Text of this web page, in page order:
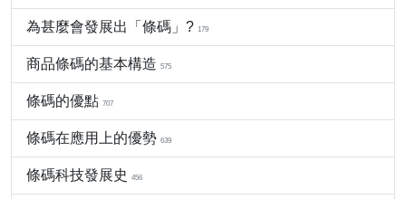
為甚麼會發展出「條碼」? 179
商品條碼的基本構造 575
條碼的優點 707
條碼在應用上的優勢 639
條碼科技發展史 456